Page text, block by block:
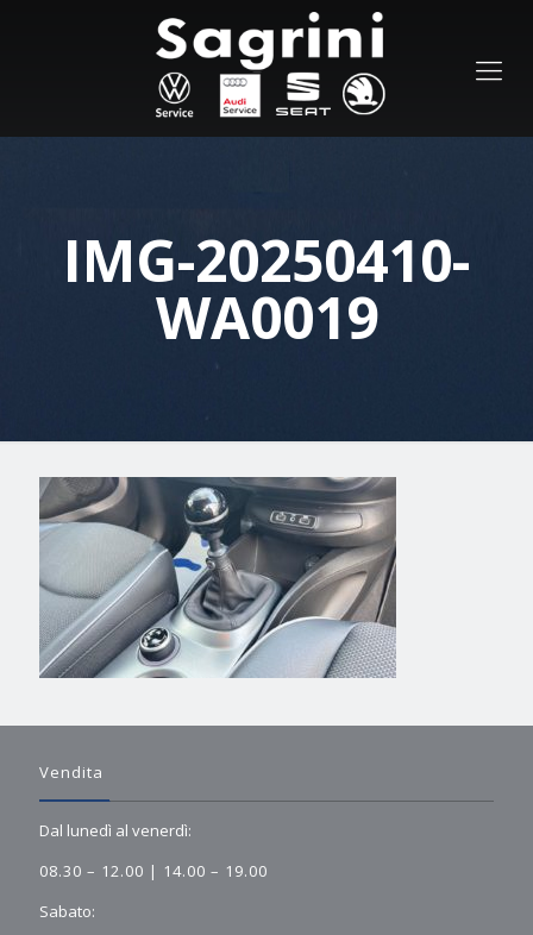
IMG-20250410-
WA0019
Vendita
Dal lunedì al venerdì:
08.30 – 12.00 | 14.00 – 19.00
Sabato: